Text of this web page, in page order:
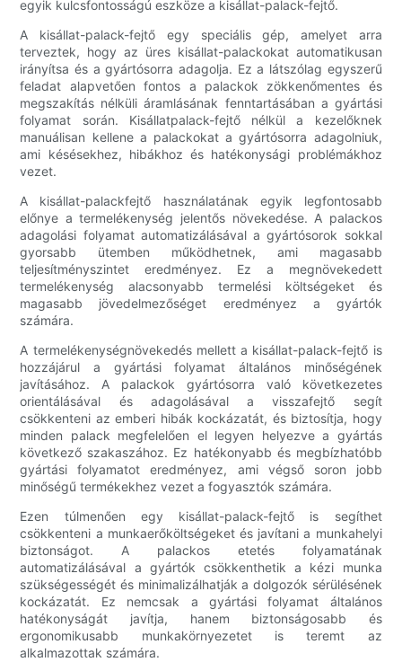
egyik kulcsfontosságú eszköze a kisállat-palack-fejtő.
A kisállat-palack-fejtő egy speciális gép, amelyet arra
terveztek, hogy az üres kisállat-palackokat automatikusan
irányítsa és a gyártósorra adagolja. Ez a látszólag egyszerű
feladat alapvetően fontos a palackok zökkenőmentes és
megszakítás nélküli áramlásának fenntartásában a gyártási
folyamat során. Kisállatpalack-fejtő nélkül a kezelőknek
manuálisan kellene a palackokat a gyártósorra adagolniuk,
ami késésekhez, hibákhoz és hatékonysági problémákhoz
vezet.
A kisállat-palackfejtő használatának egyik legfontosabb
előnye a termelékenység jelentős növekedése. A palackos
adagolási folyamat automatizálásával a gyártósorok sokkal
gyorsabb ütemben működhetnek, ami magasabb
teljesítményszintet eredményez. Ez a megnövekedett
termelékenység alacsonyabb termelési költségeket és
magasabb jövedelmezőséget eredményez a gyártók
számára.
A termelékenységnövekedés mellett a kisállat-palack-fejtő is
hozzájárul a gyártási folyamat általános minőségének
javításához. A palackok gyártósorra való következetes
orientálásával és adagolásával a visszafejtő segít
csökkenteni az emberi hibák kockázatát, és biztosítja, hogy
minden palack megfelelően el legyen helyezve a gyártás
következő szakaszához. Ez hatékonyabb és megbízhatóbb
gyártási folyamatot eredményez, ami végső soron jobb
minőségű termékekhez vezet a fogyasztók számára.
Ezen túlmenően egy kisállat-palack-fejtő is segíthet
csökkenteni a munkaerőköltségeket és javítani a munkahelyi
biztonságot. A palackos etetés folyamatának
automatizálásával a gyártók csökkenthetik a kézi munka
szükségességét és minimalizálhatják a dolgozók sérülésének
kockázatát. Ez nemcsak a gyártási folyamat általános
hatékonyságát javítja, hanem biztonságosabb és
ergonomikusabb munkakörnyezetet is teremt az
alkalmazottak számára.